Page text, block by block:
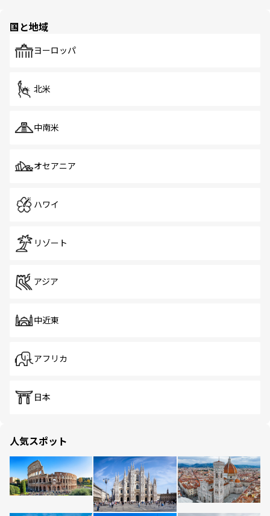
で、ホーカーズは地元の風情を楽しめる外せないスポット
国と地域
ヨーロッパ
北米
中南米
オセアニア
ハワイ
リゾート
アジア
中近東
アフリカ
日本
人気スポット